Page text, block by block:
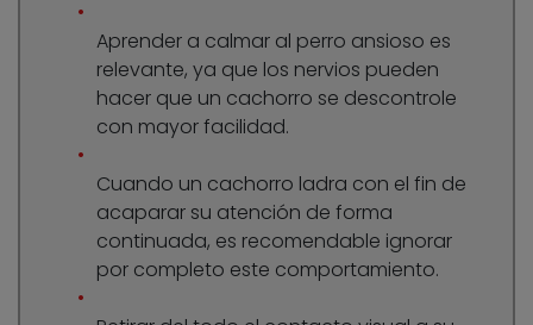
Aprender a calmar al perro ansioso es
relevante, ya que los nervios pueden
hacer que un cachorro se descontrole
con mayor facilidad.
Cuando un cachorro ladra con el fin de
acaparar su atención de forma
continuada, es recomendable ignorar
por completo este comportamiento.